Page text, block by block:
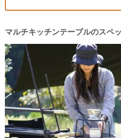
マルチキッチンテーブルのスペ